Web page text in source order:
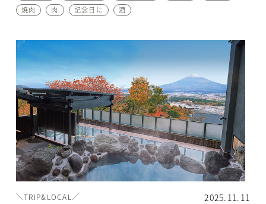
焼肉
肉 記念日に 酒
＼TRIP&LOCAL／ 2025.11.11